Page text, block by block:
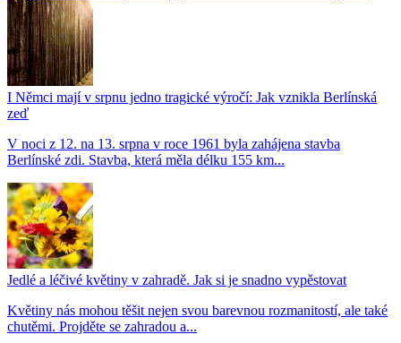
I Němci mají v srpnu jedno tragické výročí: Jak vznikla Berlínská
zeď
V noci z 12. na 13. srpna v roce 1961 byla zahájena stavba
Berlínské zdi. Stavba, která měla délku 155 km...
Jedlé a léčivé květiny v zahradě. Jak si je snadno vypěstovat
Květiny nás mohou těšit nejen svou barevnou rozmanitostí, ale také
chutěmi. Projděte se zahradou a...